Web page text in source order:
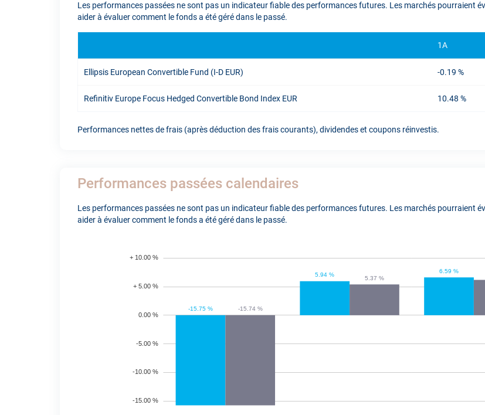
Les performances passées ne sont pas un indicateur fiable des performances futures. Les marchés pourraient
aider à évaluer comment le fonds a été géré dans le passé.
1A
Ellipsis European Convertible Fund (I-D EUR) -0.19 %
Refinitiv Europe Focus Hedged Convertible Bond Index EUR 10.48 %
Performances nettes de frais (après déduction des frais courants), dividendes et coupons réinvestis.
Performances passées calendaires
Les performances passées ne sont pas un indicateur fiable des performances futures. Les marchés pourraient
aider à évaluer comment le fonds a été géré dans le passé.